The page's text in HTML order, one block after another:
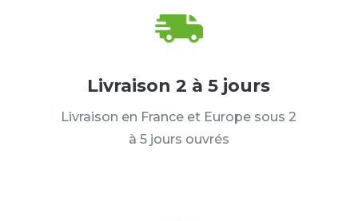
Livraison 2 à 5 jours
Livraison en France et Europe sous 2
à 5 jours ouvrés